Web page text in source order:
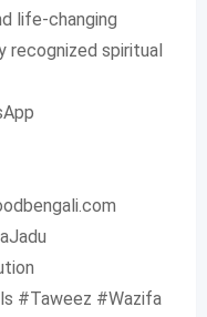
life-changing
recognized spiritual
#Taweez #Wazifa